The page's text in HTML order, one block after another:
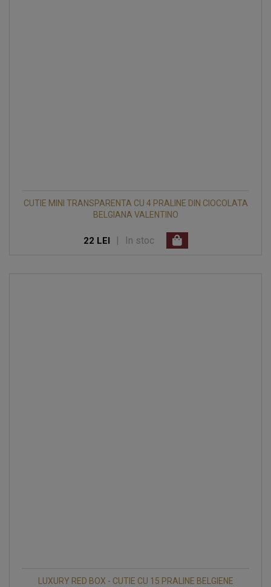
CUTIE MINI TRANSPARENTA CU 4 PRALINE DIN CIOCOLATA
BELGIANA VALENTINO
22 LEI | In stoc
LUXURY RED BOX - CUTIE CU 15 PRALINE BELGIENE